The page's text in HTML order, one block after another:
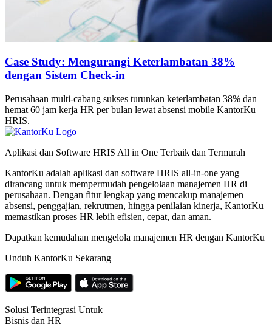
Case Study: Mengurangi Keterlambatan 38%
dengan Sistem Check-in
Perusahaan multi-cabang sukses turunkan keterlambatan 38% dan
hemat 60 jam kerja HR per bulan lewat absensi mobile KantorKu
HRIS.
Aplikasi dan Software HRIS All in One Terbaik dan Termurah
KantorKu adalah aplikasi dan software HRIS all-in-one yang
dirancang untuk mempermudah pengelolaan manajemen HR di
perusahaan. Dengan fitur lengkap yang mencakup manajemen
absensi, penggajian, rekrutmen, hingga penilaian kinerja, KantorKu
memastikan proses HR lebih efisien, cepat, dan aman.
Dapatkan kemudahan mengelola manajemen HR dengan KantorKu
Unduh KantorKu Sekarang
Solusi Terintegrasi Untuk
Bisnis dan HR